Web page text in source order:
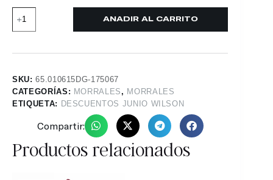
AÑADIR AL CARRITO
SKU:65.010615DG-175067
CATEGORÍAS: MORRALES , MORRALES
ETIQUETA: DESCUENTOS JUNIO WILSON
Compartir:
Productos relacionados